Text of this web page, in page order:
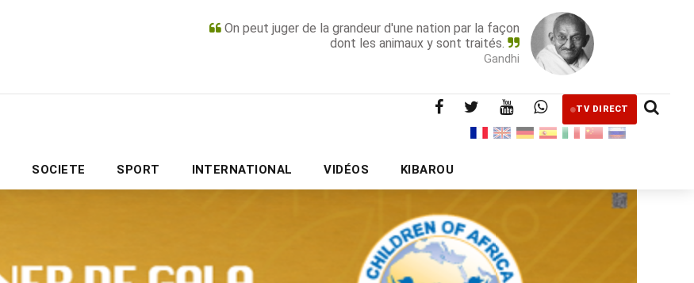
On peut juger de la grandeur d'une nation par la façon
dont les animaux y sont traités.
Gandhi
TV DIRECT
SOCIETE SPORT INTERNATIONAL VIDÉOS KIBAROU
PUBLICITÉ